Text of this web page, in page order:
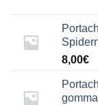
8,00€